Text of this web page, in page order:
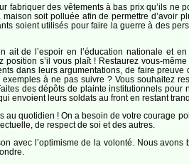
des vêtements à bas prix qu’ils ne
soit polluée afin de permettre d’avoir
soient utilisés pour faire la guerre à des
ait de l’espoir en l’éducation nationale et
s’il vous plaît ! Restaurez vous-
dans leurs argumentations, de faire
à ne pas suivre ? Vous souhaitez
des dépôts de plainte institutionnels
envoient leurs soldats au front en restant
quotidien ! On a besoin de votre courage
de respect de soi et des autres.
avec l’optimisme de la volonté. Nous